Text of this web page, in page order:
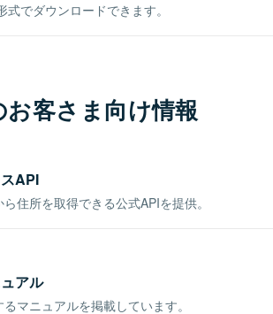
でダウンロードできます。
客さま向け情報
API
住所を取得できる公式APIを提供。
アル
マニュアルを掲載しています。